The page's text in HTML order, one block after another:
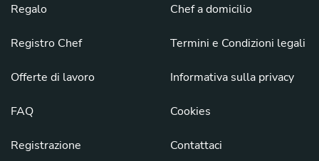
Regalo
Registro Chef
Offerte di lavoro
FAQ
Registrazione
Chef a domicilio
Termini e Condizioni legali
Informativa sulla privacy
Cookies
Contattaci